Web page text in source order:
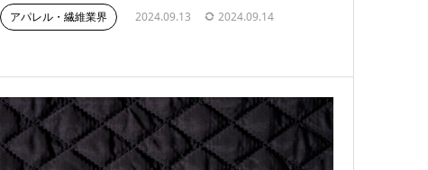
アパレル・繊維業界 2024.09.13 2024.09.14